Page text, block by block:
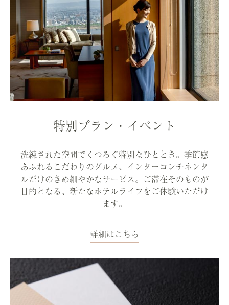
特別プラン・イベント
洗練された空間でくつろぐ特別なひととき。季節感
あふれるこだわりのグルメ、インターコンチネンタ
ルだけのきめ細やかなサービス。ご滞在そのものが
目的となる、新たなホテルライフをご体験いただけ
ます。
詳細はこちら